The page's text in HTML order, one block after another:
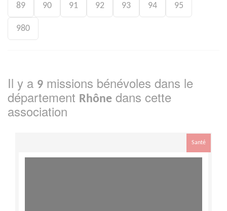
89 90 91 92 93 94 95
980
Il y a 9 missions bénévoles dans le
département Rhône dans cette
association
Santé